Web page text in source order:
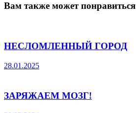
Вам также может понравиться
НЕСЛОМЛЕННЫЙ ГОРОД
28.01.2025
ЗАРЯЖАЕМ МОЗГ!